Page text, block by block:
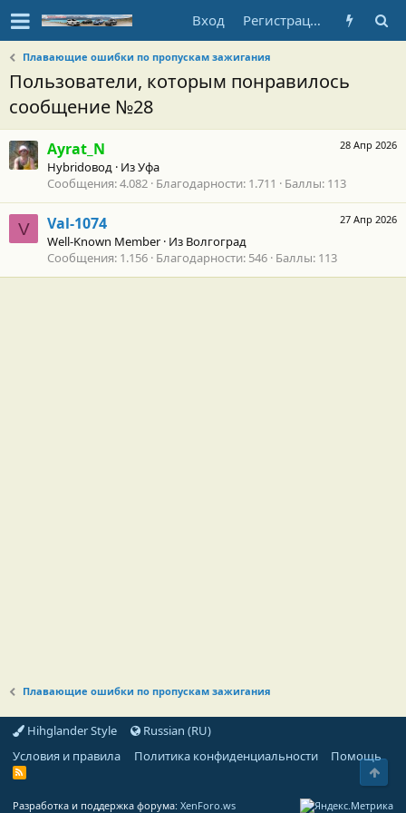
Вход Регистрация
Плавающие ошибки по пропускам зажигания
Пользователи, которым понравилось
сообщение №28
28 Апр 2026
Ayrat_N
Hybridовод · ИзУфа
Сообщения 4.082 Благодарности 1.711 Баллы 113
V
27 Апр 2026
Val-1074
Well-Known Member · Из Волгоград
Сообщения 1.156 Благодарности 546 Баллы 113
Плавающие ошибки по пропускам зажигания
Hihglander Style
Russian (RU)
Условия и правила
Политика конфиденциальности Помощь
R
Разработка и поддержка форума: XenForo.ws